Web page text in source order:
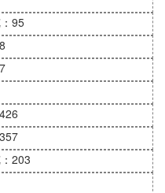
18、19部剧场版也就
剧场版将于2018年12
布罗利再次复活。
全
秀的同人篇，比如最出
95
203